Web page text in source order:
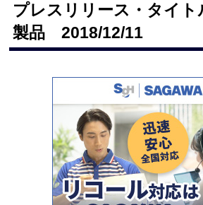
プレスリリース・タイト
製品 2018/12/11